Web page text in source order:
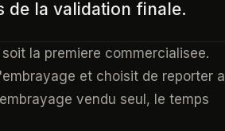
de la validation finale.
la premiere commercialisee.
et choisit de reporter a
vendu seul, le temps